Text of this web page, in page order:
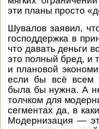
эти планы просто
Шувалов заявил,
господдержка в
что давать деньги
это полный бред, и
и плановой
если бы всё всем
была бы нужна. А
толчком для
сегментах да, в
Модернизация —